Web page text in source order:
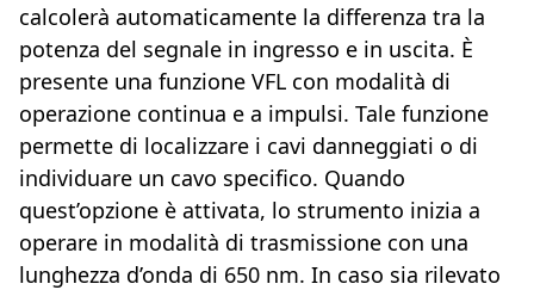
calcolerà automaticamente la differenza tra la
potenza del segnale in ingresso e in uscita. È
presente una funzione VFL con modalità di
operazione continua e a impulsi. Tale funzione
permette di localizzare i cavi danneggiati o di
individuare un cavo specifico. Quando
quest’opzione è attivata, lo strumento inizia a
operare in modalità di trasmissione con una
lunghezza d’onda di 650 nm. In caso sia rilevato